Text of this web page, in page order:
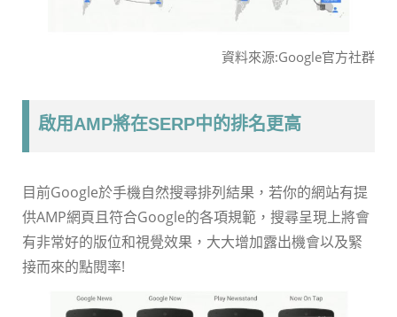
資料來源:Google官方社群
啟用AMP將在SERP中的排名更高
目前Google於手機自然搜尋排列結果，若你的網站有提
供AMP網頁且符合Google的各項規範，搜尋呈現上將會
有非常好的版位和視覺效果，大大增加露出機會以及緊
接而來的點閱率!